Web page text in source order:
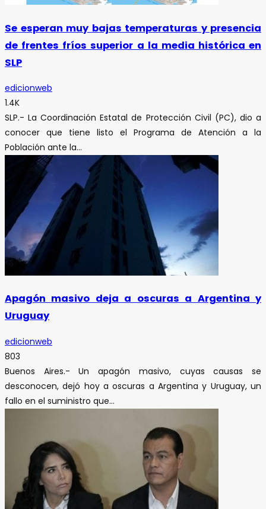
Se esperan muy bajas temperaturas y presencia
de frentes fríos superior a la media histórica en
SLP
edicionweb
1.4K
SLP.- La Coordinación Estatal de Protección Civil (PC), dio a
conocer que tiene listo el Programa de Atención a la
Población ante la...
Apagón masivo deja a oscuras a Argentina y
Uruguay
edicionweb
803
Buenos Aires.- Un apagón masivo, cuyas causas se
desconocen, dejó hoy a oscuras a Argentina y Uruguay, un
fallo en el suministro que...